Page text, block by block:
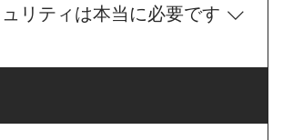
リティは本当に必要です
えています。 近年の車両盗難は、
ーやキーエミュレーター（ゲームボ